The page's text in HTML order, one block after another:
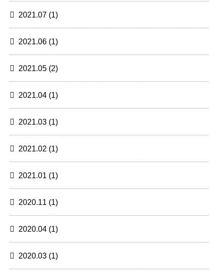
2021.07 (1)
2021.06 (1)
2021.05 (2)
2021.04 (1)
2021.03 (1)
2021.02 (1)
2021.01 (1)
2020.11 (1)
2020.04 (1)
2020.03 (1)